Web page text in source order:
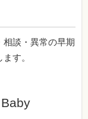
談・異常の早期
す。